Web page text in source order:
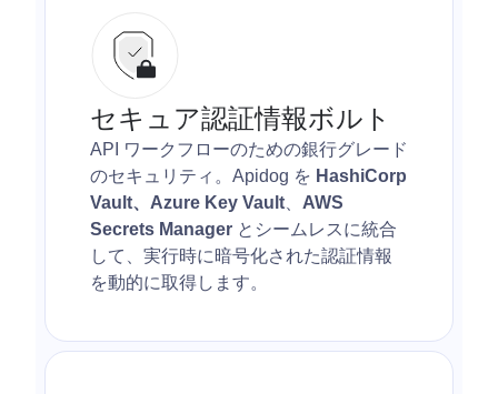
セキュア認証情報ボルト
API ワークフローのための銀行グレード
のセキュリティ。Apidog を HashiCorp
Vault、Azure Key Vault
AWS
Secrets Manager とシームレスに統合
して、実行時に暗号化された認証情報
を動的に取得します。